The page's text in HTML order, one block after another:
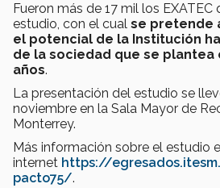
Fueron más de 17 mil los
estudio, con el cual se pretende
el potencial de la Institución
de la sociedad que se plantea
años.
La presentación del estudio se
noviembre en la Sala Mayor de
Monterrey.
Más información sobre el estudio
internet https://
pacto75/.